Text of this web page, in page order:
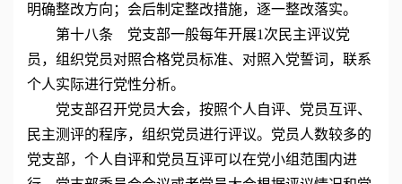
明确整改方向；会后制定整改措施，逐一整改落实。
第十八条 党支部一般每年开展1次民主评议党
员，组织党员对照合格党员标准、对照入党誓词，联系
个人实际进行党性分析。
党支部召开党员大会，按照个人自评、党员互评、
民主测评的程序，组织党员进行评议。党员人数较多的
党支部，个人自评和党员互评可以在党小组范围内进